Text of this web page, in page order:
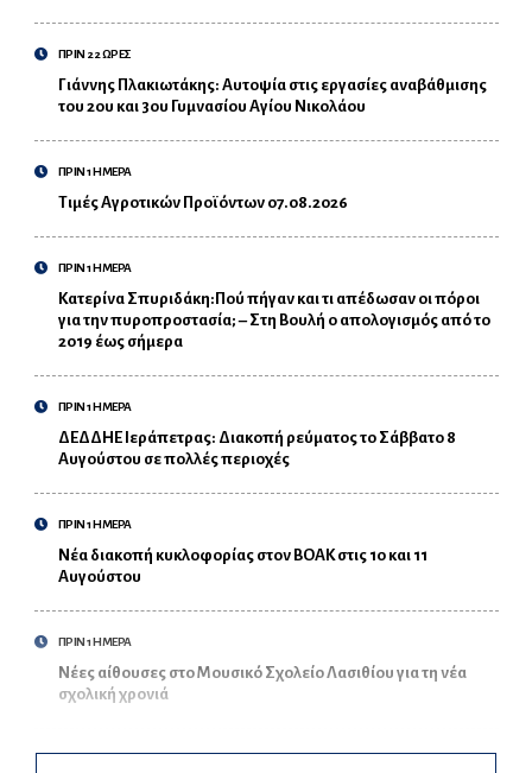
ΠΡΙΝ 22 ΩΡΕΣ
Γιάννης Πλακιωτάκης: Αυτοψία στις εργασίες αναβάθμισης
του 2ου και 3ου Γυμνασίου Αγίου Νικολάου
ΠΡΙΝ 1 ΗΜΕΡΑ
Τιμές Αγροτικών Προϊόντων 07.08.2026
ΠΡΙΝ 1 ΗΜΕΡΑ
Κατερίνα Σπυριδάκη:Πού πήγαν και τι απέδωσαν οι πόροι
για την πυροπροστασία; – Στη Βουλή ο απολογισμός από το
2019 έως σήμερα
ΠΡΙΝ 1 ΗΜΕΡΑ
ΔΕΔΔΗΕ Ιεράπετρας: Διακοπή ρεύματος το Σάββατο 8
Αυγούστου σε πολλές περιοχές
ΠΡΙΝ 1 ΗΜΕΡΑ
Νέα διακοπή κυκλοφορίας στον ΒΟΑΚ στις 10 και 11
Αυγούστου
ΠΡΙΝ 1 ΗΜΕΡΑ
Νέες αίθουσες στο Μουσικό Σχολείο Λασιθίου για τη νέα
σχολική χρονιά